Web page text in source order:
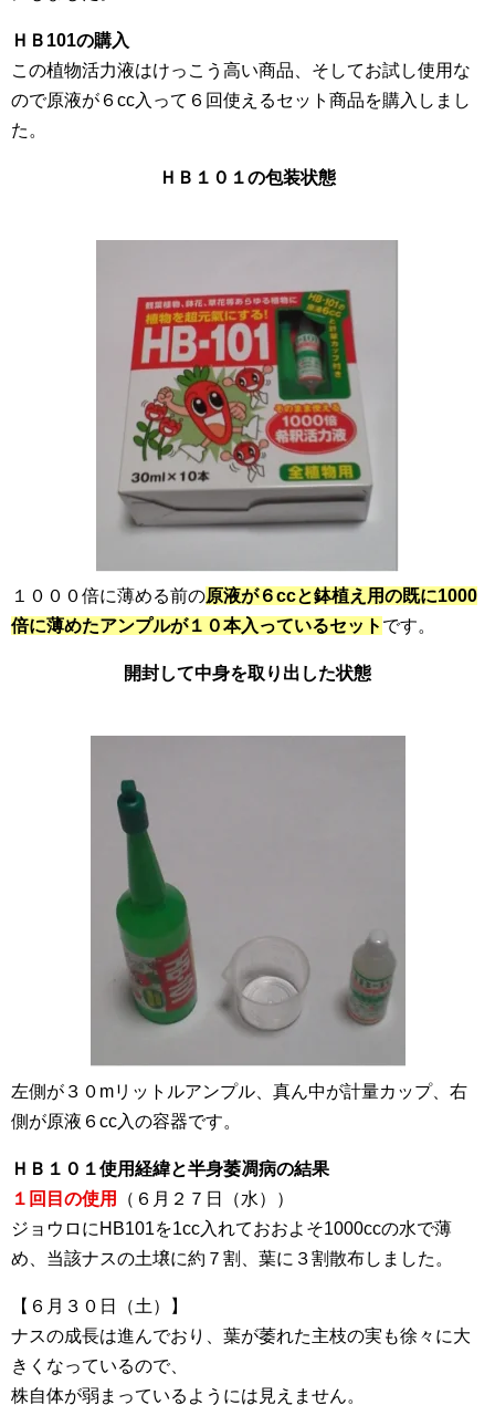
ＨＢ101の購入
この植物活力液はけっこう高い商品、そしてお試し使用な
ので原液が６cc入って６回使えるセット商品を購入しまし
た。
ＨＢ１０１の包装状態
１０００倍に薄める前の原液が６ccと鉢植え用の既に1000
倍に薄めたアンプルが１０本入っているセット です。
開封して中身を取り出した状態
左側が３０mリットルアンプル、真ん中が計量カップ、右
側が原液６cc入の容器です。
ＨＢ１０１使用経緯と半身萎凋病の結果
１回目の使用
（６月２７日（水））
ジョウロにHB101を1cc入れておおよそ1000ccの水で薄
め、当該ナスの土壌に約７割、葉に３割散布しました。
【６月３０日（土）】
ナスの成長は進んでおり、葉が萎れた主枝の実も徐々に大
きくなっているので、
株自体が弱まっているようには見えません。